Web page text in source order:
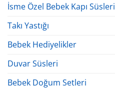
İsme Özel Bebek Kapı Süsleri
Takı Yastığı
Bebek Hediyelikler
Duvar Süsleri
Bebek Doğum Setleri